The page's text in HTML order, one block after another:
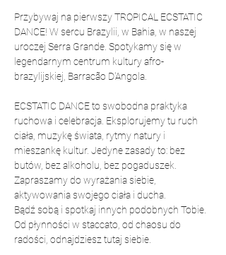
Przybywaj na pierwszy TROPICAL ECSTATIC
DANCE! W sercu Brazylii, w Bahia, w naszej
uroczej Serra Grande. Spotykamy się w
legendarnym centrum kultury afro-
brazylijskiej, Barracão D'Angola.
ECSTATIC DANCE to swobodna praktyka
ruchowa i celebracja. Eksplorujemy tu ruch
ciała, muzykę świata, rytmy natury i
mieszankę kultur. Jedyne zasady to: bez
butów, bez alkoholu, bez pogaduszek.
Zapraszamy do wyrażania siebie,
aktywowania swojego ciała i ducha.
Bądź sobą i spotkaj innych podobnych Tobie.
Od płynności w staccato, od chaosu do
radości, odnajdziesz tutaj siebie.